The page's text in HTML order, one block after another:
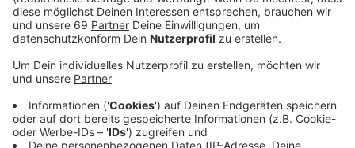
Dass sie einzelne Organe von einer Spende
ausschließen, erklärten demnach 6,2 Prozent. Weitere
1,7 Prozent benannten eine Person, die die
Entscheidung treffen soll. Eine Spende auf einzelne
Organe beschränken wollen 0,9 Prozent.
Anzeige